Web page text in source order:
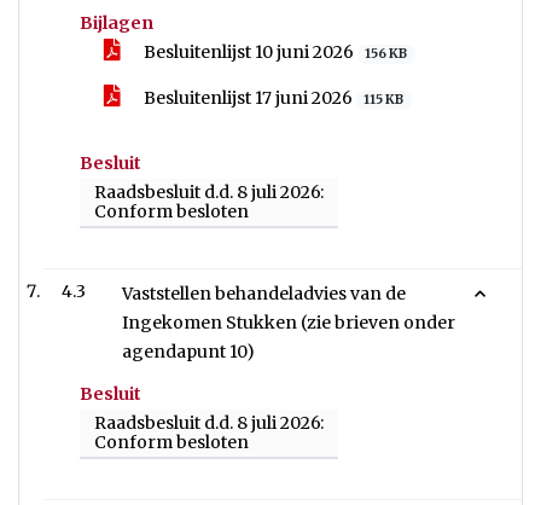
Bijlagen
Besluitenlijst 10 juni 2026
156 KB
Besluitenlijst 17 juni 2026 115 KB
Besluit
Raadsbesluit d.d. 8 juli 2026:
Conform besloten
4.3
Vaststellen behandeladvies van de
Ingekomen Stukken (zie brieven onder
agendapunt 10)
Besluit
Raadsbesluit d.d. 8 juli 2026:
Conform besloten